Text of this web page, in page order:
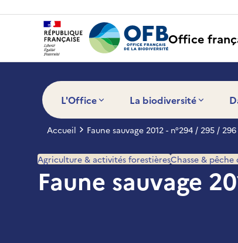
Office
L'Office La biodiversité
Accueil Faune sauvage 2012 - n°294 / 295 /
Faune sauvage
Agriculture & activités forestièresChasse & pêche